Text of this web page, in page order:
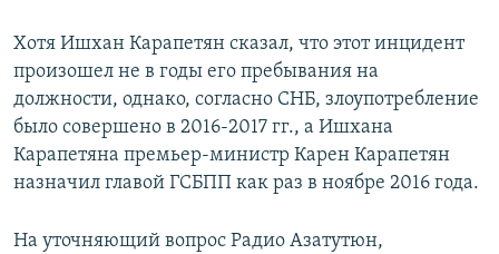
Хотя Ишхан Карапетян сказал, что этот инцидент
произошел не в годы его пребывания на
должности, однако, согласно СНБ, злоупотребление
было совершено в 2016-2017 гг., а Ишхана
Карапетяна премьер-министр Карен Карапетян
назначил главой ГСБПП как раз в ноябре 2016 года.
На уточняющий вопрос Радио Азатутюн,